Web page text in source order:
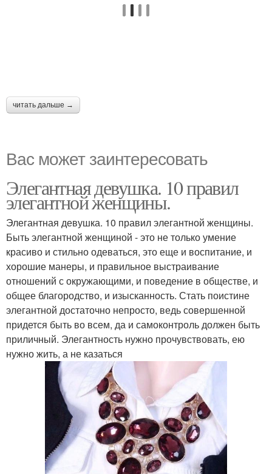
читать дальше →
Вас может заинтересовать
Элегантная девушка. 10 правил
элегантной женщины.
Элегантная девушка. 10 правил элегантной женщины.
Быть элегантной женщиной - это не только умение
красиво и стильно одеваться, это еще и воспитание, и
хорошие манеры, и правильное выстраивание
отношений с окружающими, и поведение в обществе, и
общее благородство, и изысканность. Стать поистине
элегантной достаточно непросто, ведь совершенной
придется быть во всем, да и самоконтроль должен быть
приличный. Элегантность нужно прочувствовать, ею
нужно жить, а не казаться